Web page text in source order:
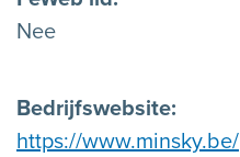
Nee
Bedrijfswebsite
https://www.minsky.be/